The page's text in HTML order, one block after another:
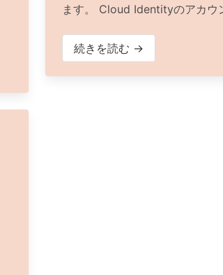
ます。 Cloud Identityのアカウ
続きを読む →